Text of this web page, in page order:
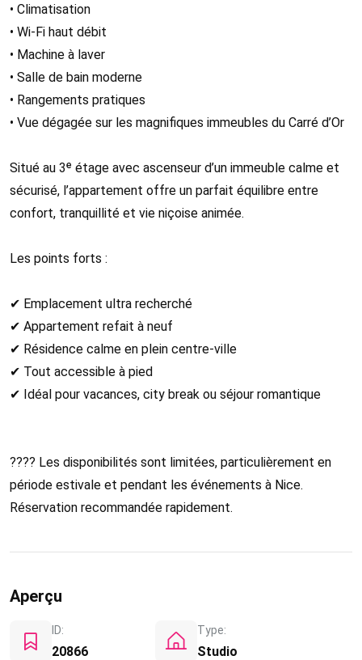
• Climatisation
• Wi-Fi haut débit
• Machine à laver
• Salle de bain moderne
• Rangements pratiques
• Vue dégagée sur les magnifiques immeubles du Carré d’Or
Situé au 3ᵉ étage avec ascenseur d’un immeuble calme et
sécurisé, l’appartement offre un parfait équilibre entre
confort, tranquillité et vie niçoise animée.
Les points forts :
✔ Emplacement ultra recherché
✔ Appartement refait à neuf
✔ Résidence calme en plein centre-ville
✔ Tout accessible à pied
✔ Idéal pour vacances, city break ou séjour romantique
???? Les disponibilités sont limitées, particulièrement en
période estivale et pendant les événements à Nice.
Réservation recommandée rapidement.
Aperçu
ID:
20866
Type:
Studio